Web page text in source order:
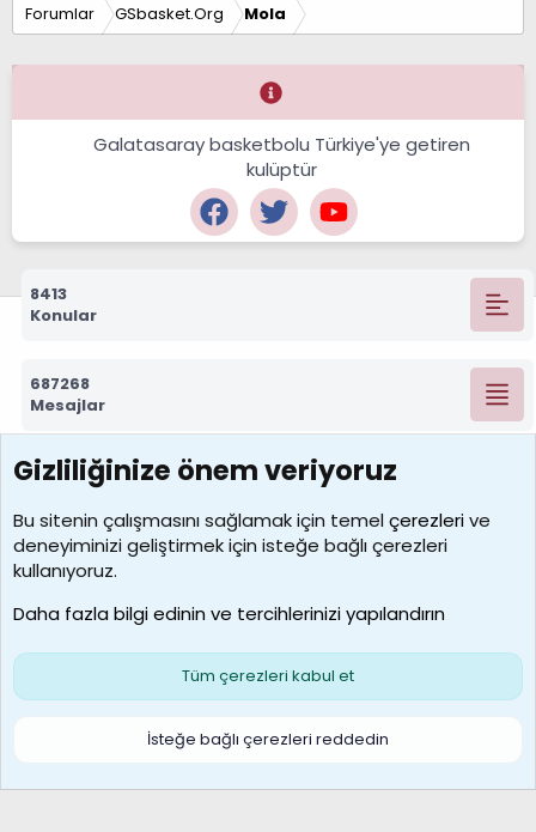
Forumlar GSbasket.Org Mola
Galatasaray basketbolu Türkiye'ye getiren
kulüptür
8413
Konular
687268
Mesajlar
7388
Kullanıcılar
borabekirogluu
Son üye
Çerezler
S
Gizliliğinize önem veriyoruz
Bu sitenin çalışmasını sağlamak için temelçerezlerive
deneyiminizi geliştirmek için isteğe bağlı çerezleri
kullanıyoruz.
Daha fazla bilgi edinin ve tercihlerinizi yapılandırın
Tüm çerezleri kabul et
İsteğe bağlı çerezleri reddedin